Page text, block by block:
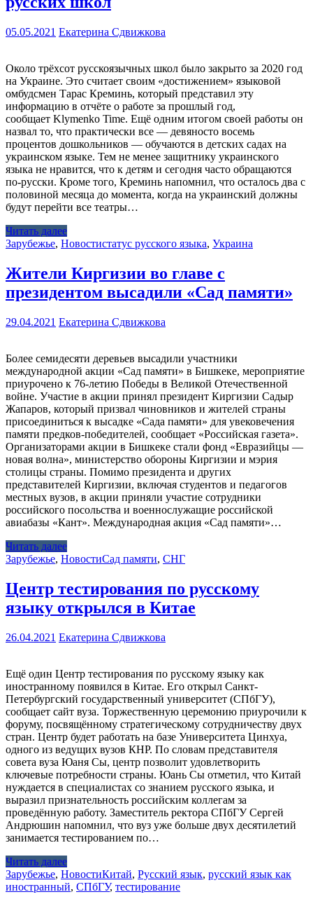
05.05.2021 Екатерина Сдвижкова
Около трёхсот русскоязычных школ было закрыто за 2020 год
на Украине. Это считает своим «достижением» языковой
омбудсмен Тарас Креминь, который представил эту
информацию в отчёте о работе за прошлый год,
сообщает Klymenko Time. Ещё одним итогом своей работы он
назвал то, что практически все — девяносто восемь
процентов дошкольников — обучаются в детских садах на
украинском языке. Тем не менее защитнику украинского
языка не нравится, что к детям и сегодня часто обращаются
по-русски. Кроме того, Креминь напомнил, что осталось два с
половиной месяца до момента, когда на украинский должны
будут перейти все театры…
Читать далее
Зарубежье, Новостистатус русского языка, Украина
Жители Киргизии во главе с
президентом высадили «Сад памяти»
29.04.2021 Екатерина Сдвижкова
Более семидесяти деревьев высадили участники
международной акции «Сад памяти» в Бишкеке, мероприятие
приурочено к 76-летию Победы в Великой Отечественной
войне. Участие в акции принял президент Киргизии Садыр
Жапаров, который призвал чиновников и жителей страны
присоединиться к высадке «Сада памяти» для увековечения
памяти предков-победителей, сообщает «Российская газета».
Организаторами акции в Бишкеке стали фонд «Евразийцы —
новая волна», министерство обороны Киргизии и мэрия
столицы страны. Помимо президента и других
представителей Киргизии, включая студентов и педагогов
местных вузов, в акции приняли участие сотрудники
российского посольства и военнослужащие российской
авиабазы «Кант». Международная акция «Сад памяти»…
Читать далее
Зарубежье, НовостиСад памяти, СНГ
Центр тестирования по русскому
языку открылся в Китае
26.04.2021 Екатерина Сдвижкова
Ещё один Центр тестирования по русскому языку как
иностранному появился в Китае. Его открыл Санкт-
Петербургский государственный университет (СПбГУ),
сообщает сайт вуза. Торжественную церемонию приурочили к
форуму, посвящённому стратегическому сотрудничеству двух
стран. Центр будет работать на базе Университета Цинхуа,
одного из ведущих вузов КНР. По словам представителя
совета вуза Юаня Сы, центр позволит удовлетворить
ключевые потребности страны. Юань Сы отметил, что Китай
нуждается в специалистах со знанием русского языка, и
выразил признательность российским коллегам за
проведённую работу. Заместитель ректора СПбГУ Сергей
Андрюшин напомнил, что вуз уже больше двух десятилетий
занимается тестированием по…
Читать далее
Зарубежье, НовостиКитай, Русский язык, русский язык как
иностранный, СПбГУ, тестирование